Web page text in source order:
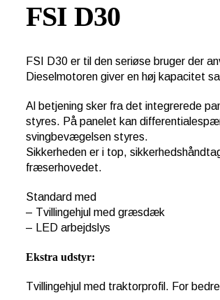
FSI D30
FSI D30 er til den seriøse bruger der
Dieselmotoren giver en høj kapacitet
Al betjening sker fra det integrerede
styres. På panelet kan
svingbevægelsen styres.
Sikkerheden er i top,
fræserhovedet.
Standard med
– Tvillingehjul med græsdæk
– LED arbejdslys
Ekstra udstyr:
Tvillingehjul med traktorprofil. For